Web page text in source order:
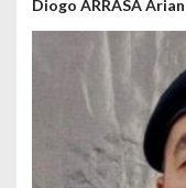
Diogo ARRASA